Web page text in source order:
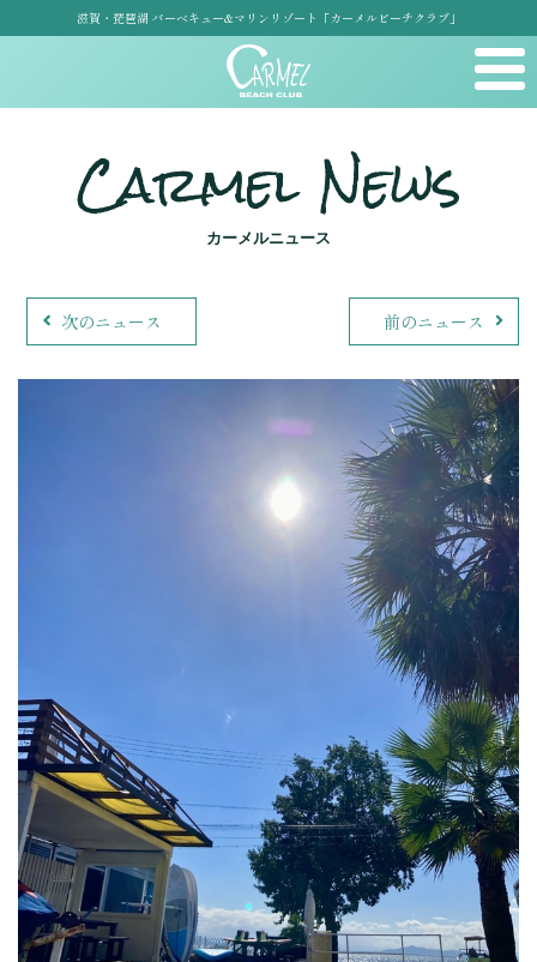
滋賀・琵琶湖 バーベキュー&マリンリゾート「カーメルビーチクラブ」
Carmel News
カーメルニュース
次のニュース 前のニュース